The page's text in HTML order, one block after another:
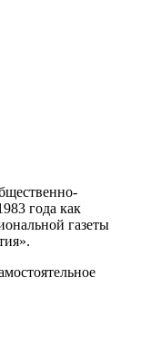
года как
газеты